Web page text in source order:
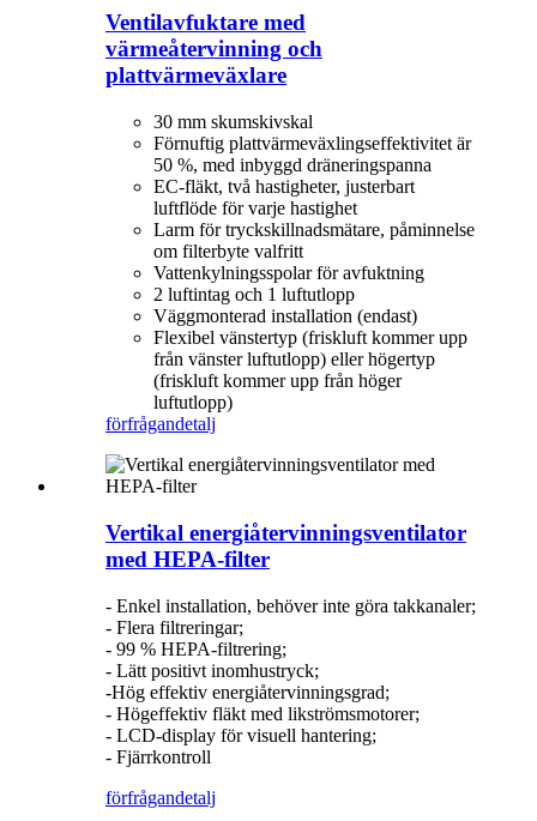
Ventilavfuktare med
värmeåtervinning och
plattvärmeväxlare
30 mm skumskivskal
Förnuftig plattvärmeväxlingseffektivitet är
50 %, med inbyggd dräneringspanna
EC-fläkt, två hastigheter, justerbart
luftflöde för varje hastighet
Larm för tryckskillnadsmätare, påminnelse
om filterbyte valfritt
Vattenkylningsspolar för avfuktning
2 luftintag och 1 luftutlopp
Väggmonterad installation (endast)
Flexibel vänstertyp (friskluft kommer upp
från vänster luftutlopp) eller högertyp
(friskluft kommer upp från höger
luftutlopp)
förfrågandetalj
Vertikal energiåtervinningsventilator
med HEPA-filter
- Enkel installation, behöver inte göra takkanaler;
- Flera filtreringar;
- 99 % HEPA-filtrering;
- Lätt positivt inomhustryck;
-Hög effektiv energiåtervinningsgrad;
- Högeffektiv fläkt med likströmsmotorer;
- LCD-display för visuell hantering;
- Fjärrkontroll
förfrågandetalj